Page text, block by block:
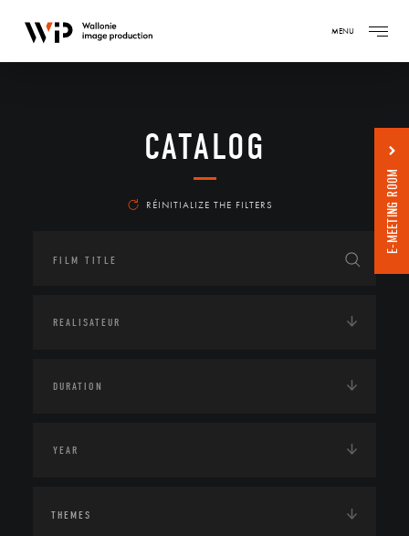
MENU
CATALOG
RÉINITIALIZE THE FILTERS
THEMES
E-MEETING ROOM